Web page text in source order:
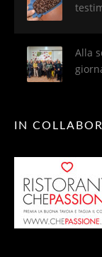
Alla
IN